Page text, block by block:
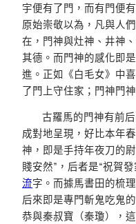
宇便有了門，而有門便
原始崇敬以為，凡與人
在，門神與灶神、井神
其德。而門神的感化即
進。正如《白毛女》中
了門上守住家；門神門
古羅馬的門神有前
成對地呈現，好比本年
神，即是手持年夜刀的
賤安然”，后者是“祝賀
流字。而據馬書田的梳
后來即是專門斬鬼吃鬼
恭與秦叔寶（秦瓊），